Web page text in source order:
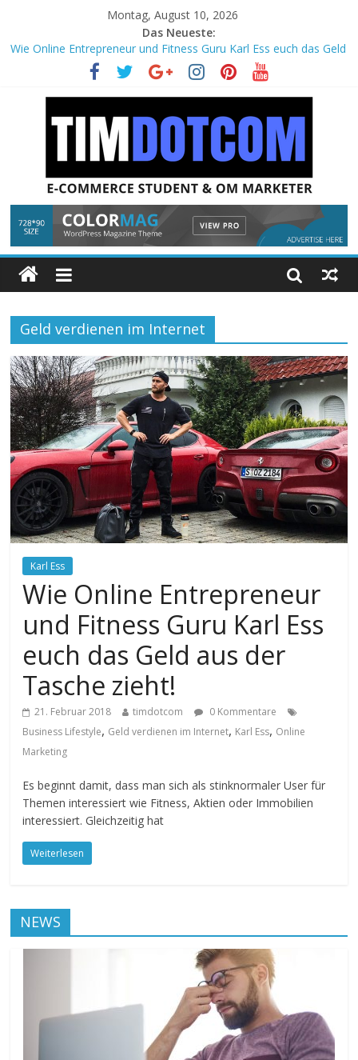
Montag, August 10, 2026
Das Neueste:
Wie Online Entrepreneur und Fitness Guru Karl Ess euch das Geld
aus der Tasche zieht!
Wie du Hausarbeiten mit einer einfachen Technik dreimal so
schnell schreiben kannst!
Geld verdienen im Internet
Karl Ess
Wie Online Entrepreneur
und Fitness Guru Karl Ess
euch das Geld aus der
Tasche zieht!
21. Februar 2018 timdotcom
0 Kommentare
Business Lifestyle, Geld verdienen im Internet, Karl Ess, Online
Marketing
Es beginnt damit, dass man sich als stinknormaler User für
Themen interessiert wie Fitness, Aktien oder Immobilien
interessiert. Gleichzeitig hat
Weiterlesen
NEWS